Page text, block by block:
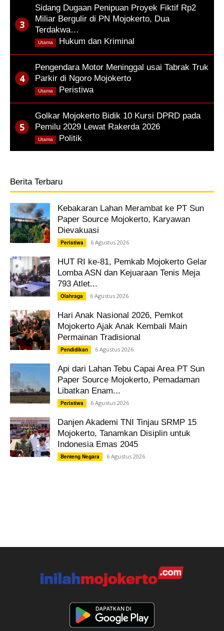
Sidang Dugaan Penipuan Proyek Fiktif Rp2
Miliar Bergulir di PN Mojokerto, Dua
Terdakwa…
Hukum dan Kriminal
Utama
Pengendara Motor Meninggal usai Tabrak Truk
Parkir di Ngoro Mojokerto
Peristiwa
Utama
Golkar Mojokerto Bidik 10 Kursi DPRD pada
Pemilu 2029 Lewat Rakerda 2026
Politik
Utama
Berita Terbaru
Kebakaran Lahan Merambat ke PT Sun
Paper Source Mojokerto, Karyawan
Dievakuasi
Peristiwa 6 Agustus 2026
HUT RI ke-81, Pemkab Mojokerto Gelar
Lomba ASN dan Kejuaraan Tenis Meja
793 Atlet...
Olahraga 6 Agustus 2026
Hari Anak Nasional 2026, Pemkot
Mojokerto Ajak Anak Kembali Main
Permainan Tradisional
Pendidikan 6 Agustus 2026
Api dari Lahan Tebu Capai Area PT Sun
Paper Source Mojokerto, Pemadaman
Libatkan Enam...
Peristiwa 6 Agustus 2026
Danjen Akademi TNI Tinjau SRMP 15
Mojokerto, Tanamkan Disiplin untuk
Indonesia Emas 2045
Benteng Negara 6 Agustus 2026